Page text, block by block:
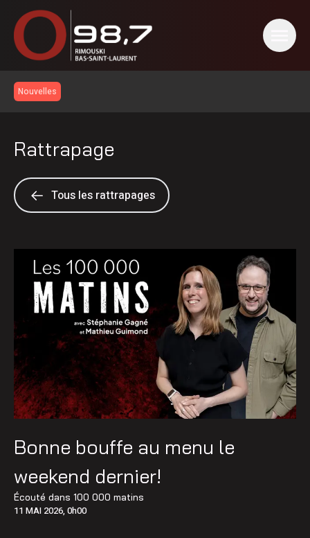
Nouvelles
Rattrapage
Tous les rattrapages
Bonne bouffe au menu le
weekend dernier!
Écouté dans 100 000 matins
11 MAI 2026, 0h00